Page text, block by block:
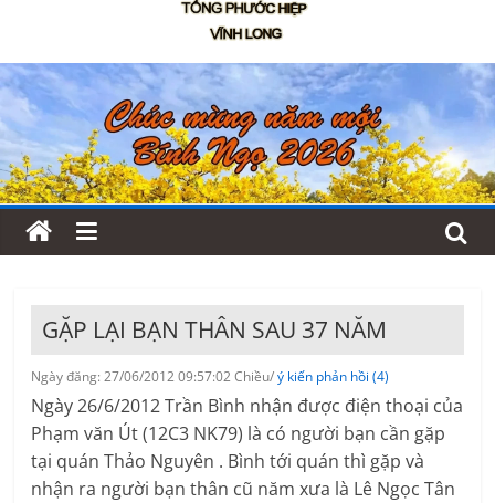
GẶP LẠI BẠN THÂN SAU 37 NĂM
Ngày đăng: 27/06/2012 09:57:02 Chiều/ý kiến phản hồi (4)
Ngày 26/6/2012 Trần Bình nhận được điện thoại của
Phạm văn Út (12C3 NK79) là có người bạn cần gặp
tại quán Thảo Nguyên . Bình tới quán thì gặp và
nhận ra người bạn thân cũ năm xưa là Lê Ngọc Tân